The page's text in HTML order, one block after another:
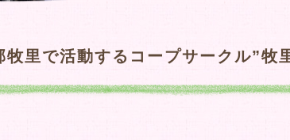
牧里で活動するコープサークル”牧